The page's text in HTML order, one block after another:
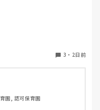
3 ・ 2日前
園, 認可保育園